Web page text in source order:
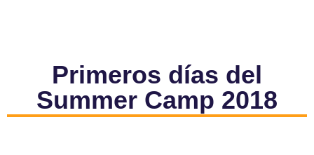
Primeros días del
Summer Camp 2018